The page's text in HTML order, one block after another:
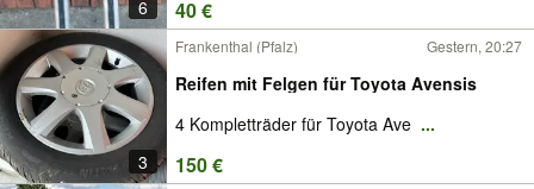
6 40 €
3
Frankenthal (Pfalz) Gestern, 20:27
Reifen mit Felgen für Toyota Avensis
4 Kompletträder für Toyota Ave ...
150 €